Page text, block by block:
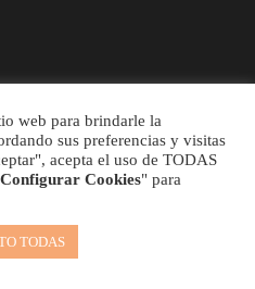
Derechos Reservados.
web para brindarle la
sus preferencias y visitas
acepta el uso de TODAS
Configurar Cookies" para
TODAS